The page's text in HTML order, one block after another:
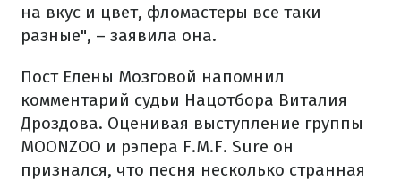
на вкус и цвет, фломастеры все таки
разные", – заявила она.
Пост Елены Мозговой напомнил
комментарий судьи Нацотбора Виталия
Дроздова. Оценивая выступление группы
MOONZOO и рэпера F.M.F. Sure он
признался, что песня несколько странная